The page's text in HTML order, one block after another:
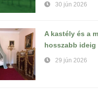
30 jún 2026
A kastély és a
hosszabb
29 jún 2026